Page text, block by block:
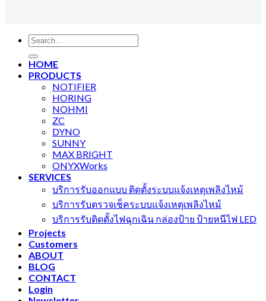
Search
for:
HOME
PRODUCTS
NOTIFIER
HORING
NOHMI
ZC
DYNO
SUNNY
MAX BRIGHT
ONYXWorks
SERVICES
บริการรับออกแบบ ติดตั้งระบบแจ้งเหตุเพลิงไหม้
บริการรับตรวจเช็คระบบแจ้งเหตุเพลิงไหม้
บริการรับติดตั้งไฟฉุกเฉิน กล่องป้าย ป้ายหนีไฟ LED
Projects
Customers
ABOUT
BLOG
CONTACT
Login